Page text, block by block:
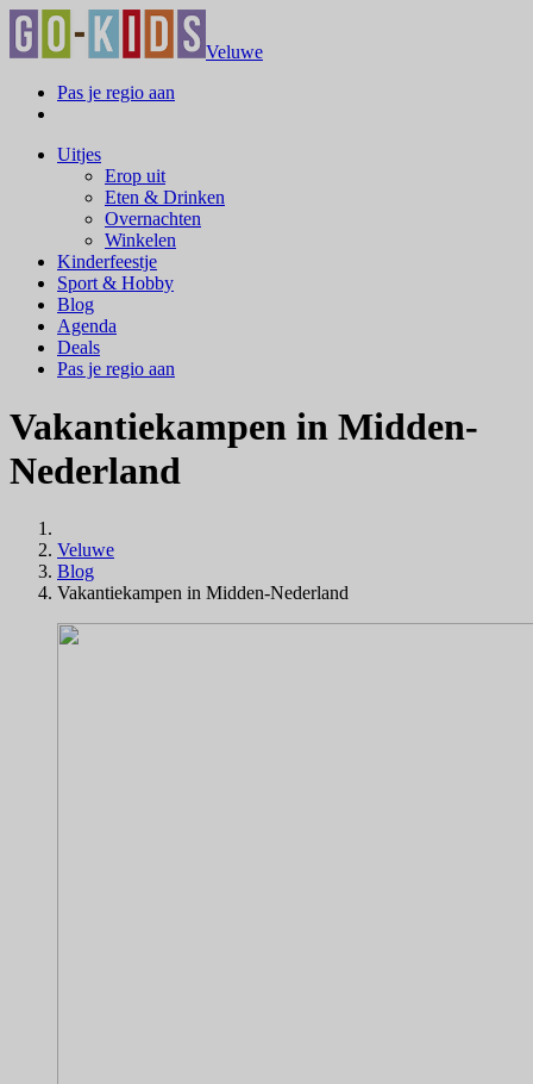
Veluwe
Pas je regio aan
Uitjes
Erop uit
Eten & Drinken
Overnachten
Winkelen
Kinderfeestje
Sport & Hobby
Blog
Agenda
Deals
Pas je regio aan
Vakantiekampen in Midden-
Nederland
Veluwe
Blog
Vakantiekampen in Midden-Nederland